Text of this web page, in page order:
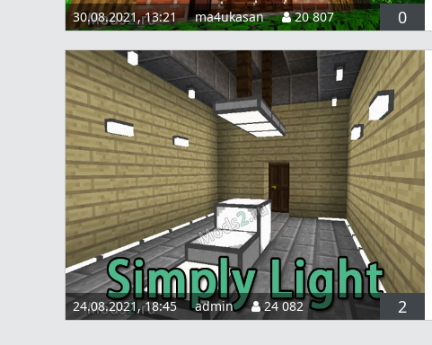
30.08.2021, 13:21 ma4ukasan 20 807 0
24.08.2021, 18:45 admin 24 082 2